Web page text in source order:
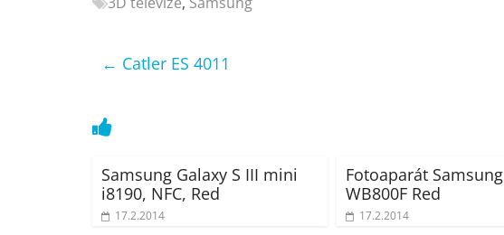
OK,
televize,
mobilní
telefony,
kávovary,
← Catler ES 4011
Samsung Galaxy S III mini
i8190, NFC, Red
17.2.2014
Fotoaparát Samsung
WB800F Red
17.2.2014